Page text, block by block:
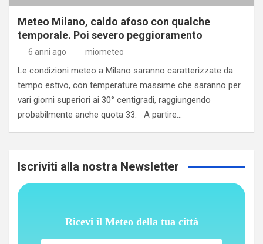
Meteo Milano, caldo afoso con qualche
temporale. Poi severo peggioramento
6 anni ago miometeo
Le condizioni meteo a Milano saranno caratterizzate da
tempo estivo, con temperature massime che saranno per
vari giorni superiori ai 30° centigradi, raggiungendo
probabilmente anche quota 33. A partire…
Iscriviti alla nostra Newsletter
Ricevi il Meteo della tua città